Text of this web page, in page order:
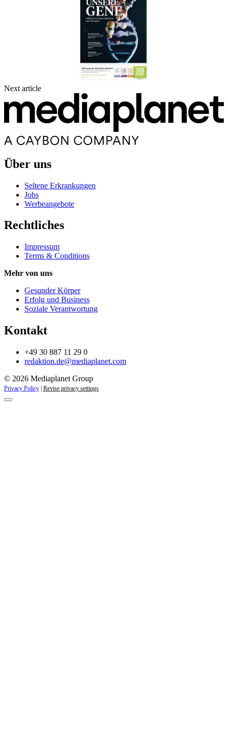
Next article
Über uns
Seltene Erkrankungen
Jobs
Werbeangebote
Rechtliches
Impressum
Terms & Conditions
Mehr von uns
Gesunder Körper
Erfolg und Business
Soziale Verantwortung
Kontakt
+49 30 887 11 29 0
redaktion.de@mediaplanet.com
© 2026 Mediaplanet Group
Privacy Policy Revise privacy settings